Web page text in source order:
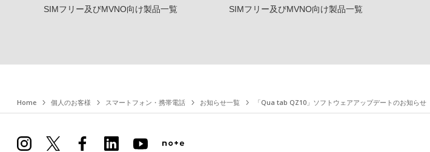
SIMフリー及びMVNO向け製品一覧
SIMフリー及びMVNO向け製品一覧
Home 個人のお客様 スマートフォン・携帯電話 お知らせ一覧 「Qua tab QZ10」ソフトウェアアップデートのお知らせ